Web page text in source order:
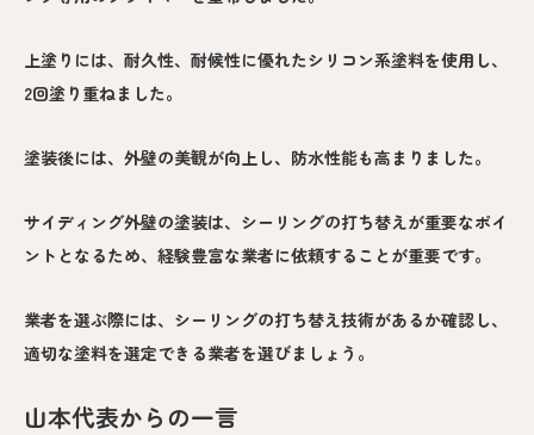
上塗りには、耐久性、耐候性に優れたシリコン系塗料を使用し、
2回塗り重ねました。
塗装後には、外壁の美観が向上し、防水性能も高まりました。
サイディング外壁の塗装は、シーリングの打ち替えが重要なポイ
ントとなるため、経験豊富な業者に依頼することが重要です。
業者を選ぶ際には、シーリングの打ち替え技術があるか確認し、
適切な塗料を選定できる業者を選びましょう。
山本代表からの一言